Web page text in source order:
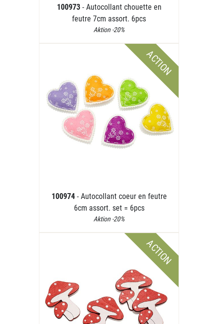
100973 - Autocollant chouette en
feutre 7cm assort. 6pcs
Aktion -20%
ACTION
100974 - Autocollant coeur en feutre
6cm assort. set = 6pcs
Aktion -20%
ACTION